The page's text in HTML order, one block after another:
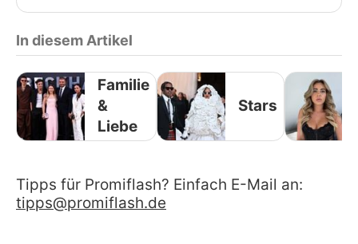
In diesem Artikel
Familie
&
Liebe
Stars
Tipps für Promiflash? Einfach E-Mail an:
tipps@promiflash.de